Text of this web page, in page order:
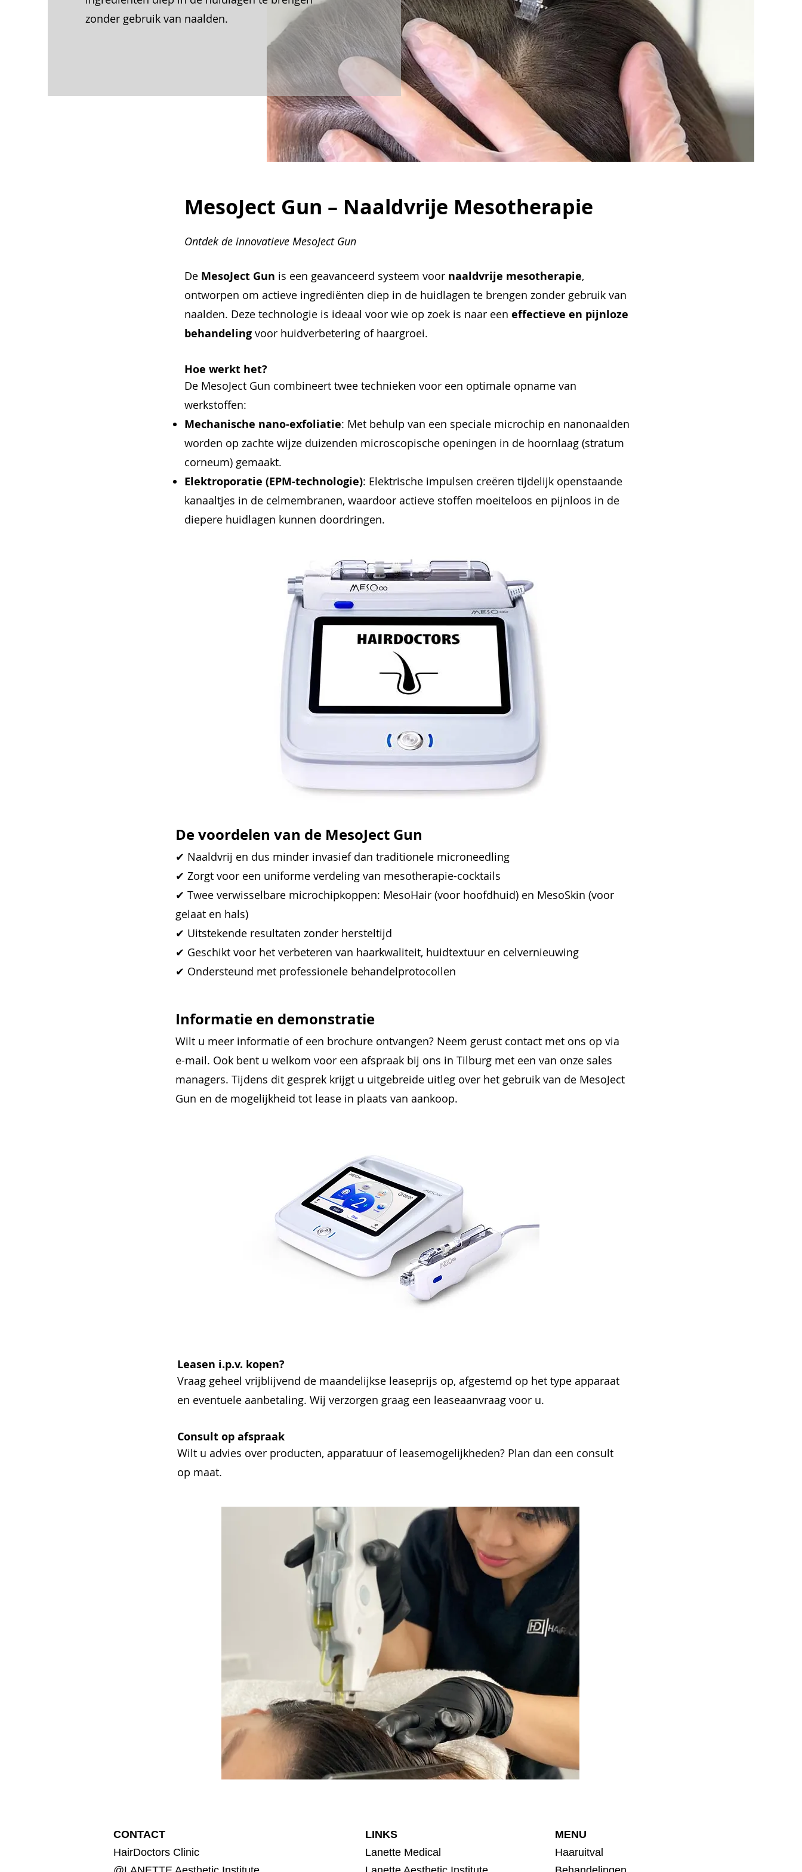
zonder gebruik van naalden.
MesoJect Gun – Naaldvrije Mesotherapie
Ontdek de innovatieve MesoJect Gun
De MesoJect Gun is een geavanceerd systeem voor naaldvrije mesotherapie,
ontworpen om actieve ingrediënten diep in de huidlagen te brengen zonder gebruik van
naalden. Deze technologie is ideaal voor wie op zoek is naar een effectieve en pijnloze
behandeling voor huidverbetering of haargroei.
Hoe werkt het?
De MesoJect Gun combineert twee technieken voor een optimale opname van
werkstoffen:
Mechanische nano-exfoliatie: Met behulp van een speciale microchip en nanonaalden
worden op zachte wijze duizenden microscopische openingen in de hoornlaag (stratum
corneum) gemaakt.
Elektroporatie (EPM-technologie): Elektrische impulsen creëren tijdelijk openstaande
kanaaltjes in de celmembranen, waardoor actieve stoffen moeiteloos en pijnloos in de
diepere huidlagen kunnen doordringen.
De voordelen van de MesoJect Gun
✔ Naaldvrij en dus minder invasief dan traditionele microneedling
✔ Zorgt voor een uniforme verdeling van mesotherapie-cocktails
✔ Twee verwisselbare microchipkoppen: MesoHair (voor hoofdhuid) en MesoSkin (voor
gelaat en hals)
✔ Uitstekende resultaten zonder hersteltijd
✔ Geschikt voor het verbeteren van haarkwaliteit, huidtextuur en celvernieuwing
✔ Ondersteund met professionele behandelprotocollen
Informatie en demonstratie
Wilt u meer informatie of een brochure ontvangen? Neem gerust contact met ons op via
e-mail. Ook bent u welkom voor een afspraak bij ons in Tilburg met een van onze sales
managers. Tijdens dit gesprek krijgt u uitgebreide uitleg over het gebruik van de MesoJect
Gun en de mogelijkheid tot lease in plaats van aankoop.
Leasen i.p.v. kopen?
Vraag geheel vrijblijvend de maandelijkse leaseprijs op, afgestemd op het type apparaat
en eventuele aanbetaling. Wij verzorgen graag een leaseaanvraag voor u.
Consult op afspraak
Wilt u advies over producten, apparatuur of leasemogelijkheden? Plan dan een consult
op maat.
CONTACT
HairDoctors Clinic
LINKS
Lanette Medical
MENU
Haaruitval